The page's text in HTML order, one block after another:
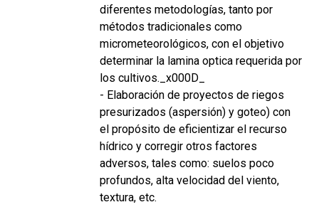
diferentes metodologías, tanto por
métodos tradicionales como
micrometeorológicos, con el objetivo
determinar la lamina optica requerida por
los cultivos._x000D_
- Elaboración de proyectos de riegos
presurizados (aspersión) y goteo) con
el propósito de eficientizar el recurso
hídrico y corregir otros factores
adversos, tales como: suelos poco
profundos, alta velocidad del viento,
textura, etc.